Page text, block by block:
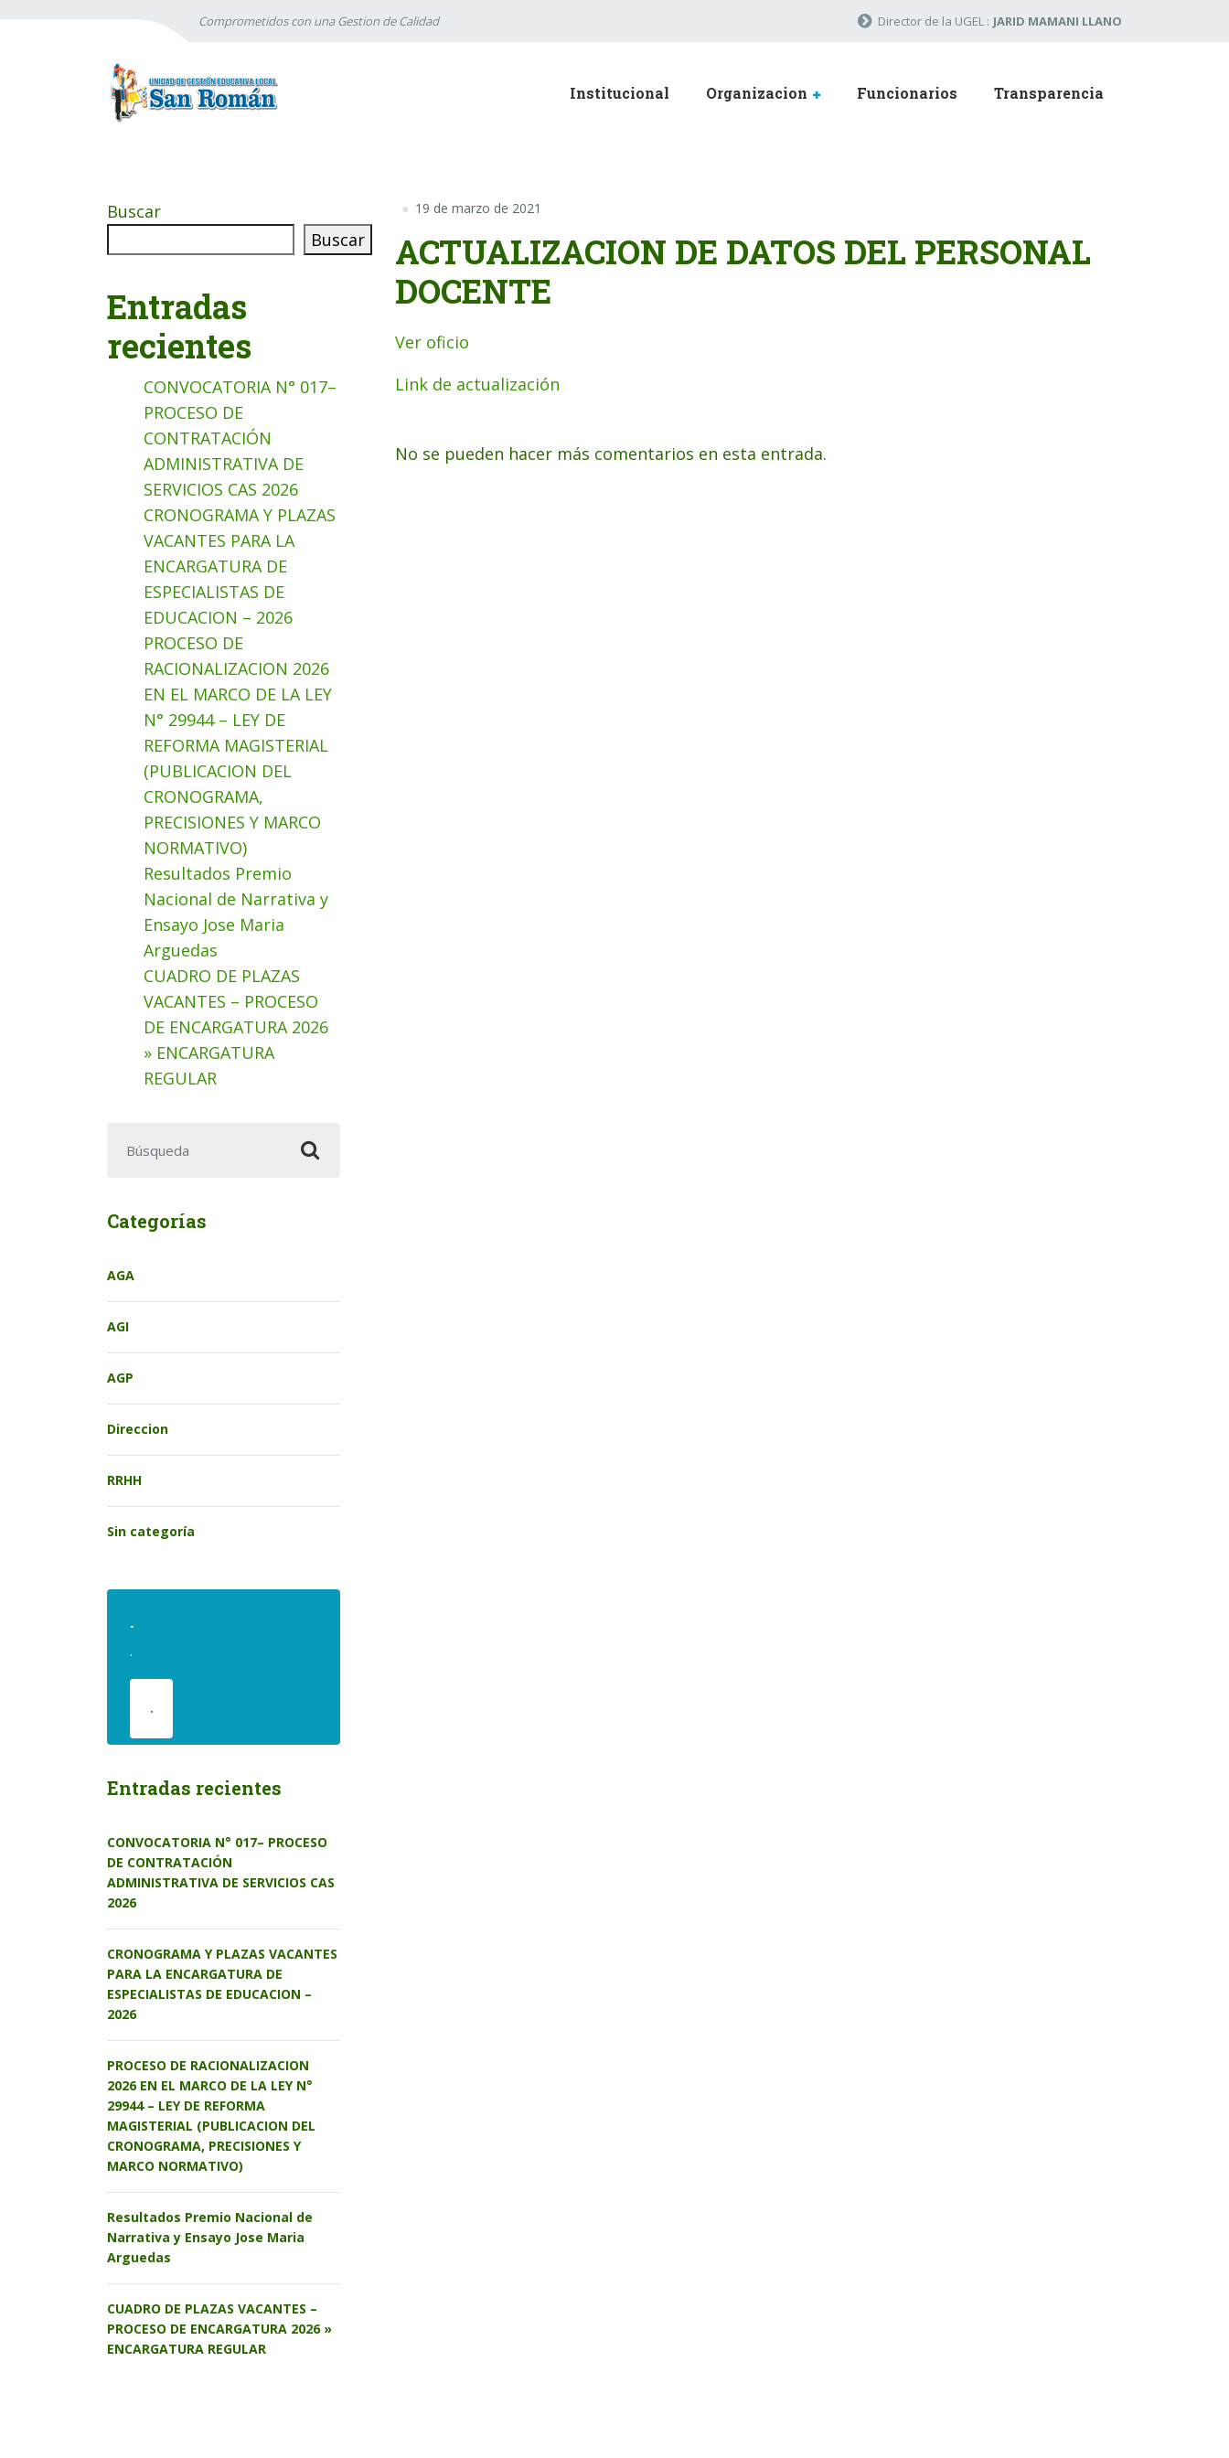
Comprometidos con una Gestion de Calidad Director de la UGEL : JARID MAMANI LLANO
Institucional Organizacion Funcionarios Transparencia
19 de marzo de 2021
ACTUALIZACION DE DATOS DEL PERSONAL
DOCENTE
Ver oficio
Link de actualización
No se pueden hacer más comentarios en esta entrada.
Buscar
Buscar
Entradas
recientes
CONVOCATORIA N° 017–
PROCESO DE
CONTRATACIÓN
ADMINISTRATIVA DE
SERVICIOS CAS 2026
CRONOGRAMA Y PLAZAS
VACANTES PARA LA
ENCARGATURA DE
ESPECIALISTAS DE
EDUCACION – 2026
PROCESO DE
RACIONALIZACION 2026
EN EL MARCO DE LA LEY
N° 29944 – LEY DE
REFORMA MAGISTERIAL
(PUBLICACION DEL
CRONOGRAMA,
PRECISIONES Y MARCO
NORMATIVO)
Resultados Premio
Nacional de Narrativa y
Ensayo Jose Maria
Arguedas
CUADRO DE PLAZAS
VACANTES – PROCESO
DE ENCARGATURA 2026
» ENCARGATURA
REGULAR
Categorías
AGA
AGI
AGP
Direccion
RRHH
Sin categoría
.
.
.
Entradas recientes
CONVOCATORIA N° 017– PROCESO
DE CONTRATACIÓN
ADMINISTRATIVA DE SERVICIOS CAS
2026
CRONOGRAMA Y PLAZAS VACANTES
PARA LA ENCARGATURA DE
ESPECIALISTAS DE EDUCACION –
2026
PROCESO DE RACIONALIZACION
2026 EN EL MARCO DE LA LEY N°
29944 – LEY DE REFORMA
MAGISTERIAL (PUBLICACION DEL
CRONOGRAMA, PRECISIONES Y
MARCO NORMATIVO)
Resultados Premio Nacional de
Narrativa y Ensayo Jose Maria
Arguedas
CUADRO DE PLAZAS VACANTES –
PROCESO DE ENCARGATURA 2026 »
ENCARGATURA REGULAR